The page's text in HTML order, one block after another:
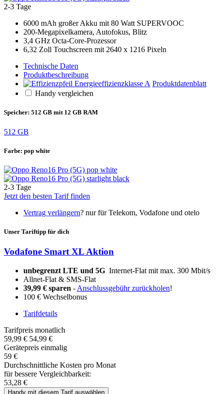
2-3 Tage
6000 mAh großer Akku mit 80 Watt SUPERVOOC
200-Megapixelkamera, Autofokus, Blitz
3,4 GHz Octa-Core-Prozessor
6,32 Zoll Touchscreen mit 2640 x 1216 Pixeln
Technische Daten
Produktbeschreibung
Produktdatenblatt
Handy vergleichen
Speicher: 512 GB mit 12 GB RAM
512 GB
Farbe: pop white
2-3 Tage
Jetzt den besten Tarif finden
Vertrag verlängern? nur für Telekom, Vodafone und otelo
Unser Tariftipp für dich
Vodafone Smart XL Aktion
unbegrenzt LTE und 5G Internet-Flat mit max. 300 Mbit/s
Allnet-Flat & SMS-Flat
39,99 € sparen - Anschlussgebühr zurückholen!
100 € Wechselbonus
Tarifdetails
Tarifpreis monatlich
59,99 € 54,99 €
Gerätepreis einmalig
59 €
Durchschnittliche Kosten pro Monat
für bessere Vergleichbarkeit:
53,28 €
Handy mit diesem Tarif auswählen